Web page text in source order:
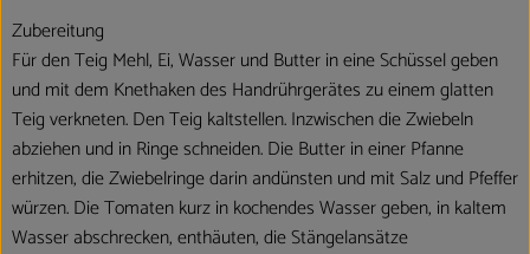
Zubereitung
Für den Teig Mehl, Ei, Wasser und Butter in eine Schüssel geben
und mit dem Knethaken des Handrührgerätes zu einem glatten
Teig verkneten. Den Teig kaltstellen. Inzwischen die Zwiebeln
abziehen und in Ringe schneiden. Die Butter in einer Pfanne
erhitzen, die Zwiebelringe darin andünsten und mit Salz und Pfeffer
würzen. Die Tomaten kurz in kochendes Wasser geben, in kaltem
Wasser abschrecken, enthäuten, die Stängelansätze